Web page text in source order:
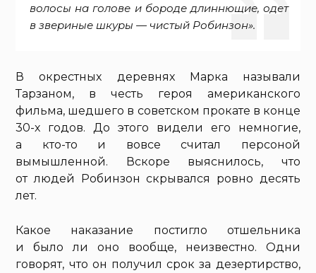
волосы на голове и бороде длиннющие, одет
в звериные шкуры — чистый Робинзон».
В окрестных деревнях Марка называли
Тарзаном, в честь героя американского
фильма, шедшего в советском прокате в конце
30-х годов. До этого видели его немногие,
а кто-то и вовсе считал персоной
вымышленной. Вскоре выяснилось, что
от людей Робинзон скрывался ровно десять
лет.
Какое наказание постигло отшельника
и было ли оно вообще, неизвестно. Одни
говорят, что он получил срок за дезертирство,